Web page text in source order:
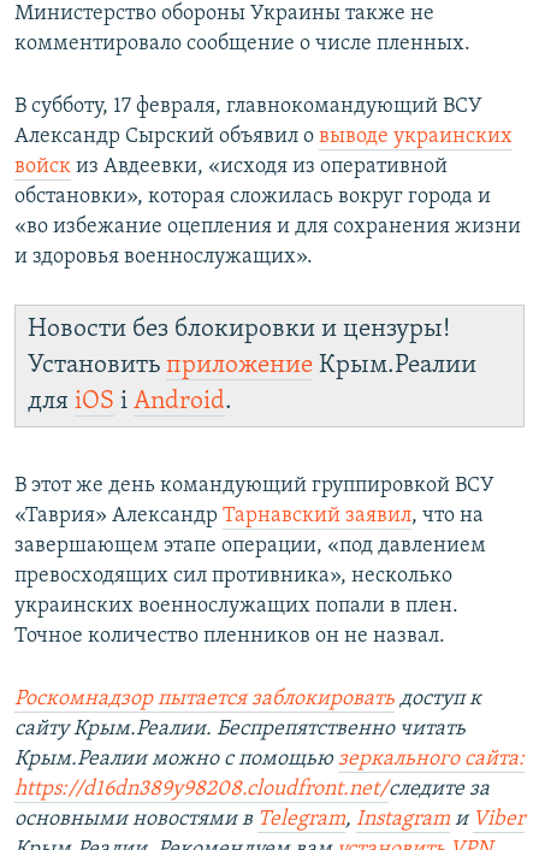
Министерство обороны Украины также не
комментировало сообщение о числе пленных.
В субботу, 17 февраля, главнокомандующий ВСУ
Александр Сырский объявил о выводе украинских
войск из Авдеевки, «исходя из оперативной
обстановки», которая сложилась вокруг города и
«во избежание оцепления и для сохранения жизни
и здоровья военнослужащих».
Новости без блокировки и цензуры!
Установить приложение Крым.Реалии
для iOS і Android.
В этот же день командующий группировкой ВСУ
«Таврия» Александр Тарнавский заявил, что на
завершающем этапе операции, «под давлением
превосходящих сил противника», несколько
украинских военнослужащих попали в плен.
Точное количество пленников он не назвал.
Роскомнадзор пытается заблокировать доступ к
сайту Крым.Реалии. Беспрепятственно читать
Крым.Реалии можно с помощью зеркального сайта:
https://d16dn389y98208.cloudfront.net/следите за
основными новостями в Telegram, Instagram и Viber